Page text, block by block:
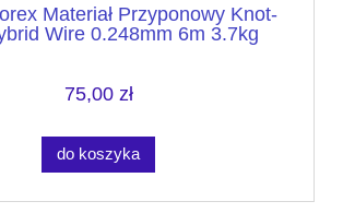
Materiał Przyponowy Knot-
Wire 0.248mm 6m 3.7kg
75,00 zł
do koszyka